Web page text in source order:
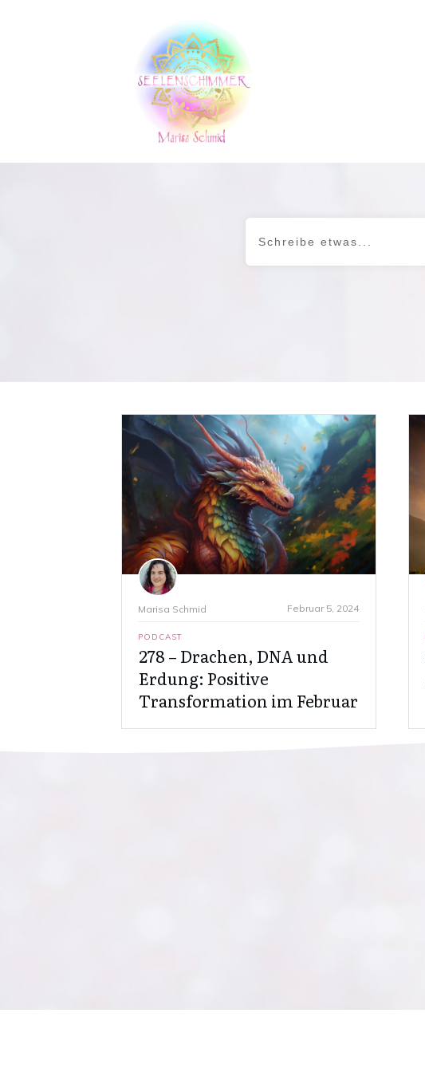
Marisa Schmid Februar 5, 2024
PODCAST
278 – Drachen, DNA und
Erdung: Positive
Transformation im Februar